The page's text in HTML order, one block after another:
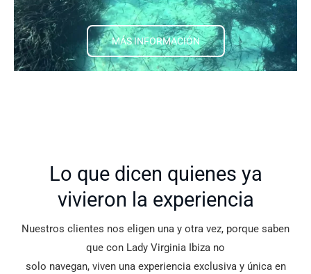
MÁS INFORMACIÓN
Lo que dicen quienes ya
vivieron la experiencia
Nuestros clientes nos eligen una y otra vez, porque saben
que con Lady Virginia Ibiza no
solo navegan, viven una experiencia exclusiva y única en